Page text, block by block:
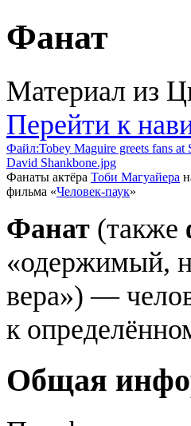
Фанат
Материал из
Перейти к
Файл:Tobey Maguire greets fans at
David Shankbone.jpg
Фанаты актёра Тоби Магуайера
фильма «Человек-паук»
Фанат (также
«одержимый,
вера») —
к
Общая